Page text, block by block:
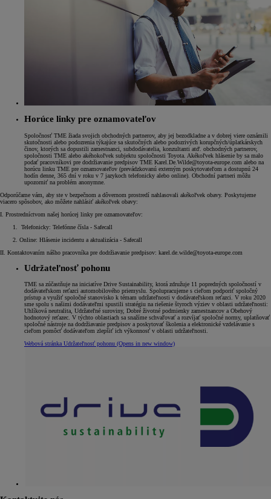
Horúce linky pre oznamovateľov
Spoločnosť TME žiada svojich obchodných partnerov, aby jej bezodkladne a v dobrej viere oznámili
skutočnosti alebo podozrenia týkajúce sa skutočných alebo podozrivých korupčných/úplatkárskych
činov, ktorých sa dopustili zamestnanci, subdodávatelia, konzultanti atď. obchodných partnerov,
spoločnosti TME alebo akéhokoľvek subjektu spoločnosti Toyota. Akékoľvek hlásenie by sa malo
podať pracovníkovi pre dodržiavanie predpisov TME Karel.De.Wilde@toyota-europe.com alebo na
horúcu linku TME pre oznamovateľov (prevádzkovanú externým poskytovateľom a dostupnú 24
hodín denne, 365 dní v roku v 7 jazykoch telefonicky alebo online). Obchodní partneri môžu
upozorniť na problém anonymne.
Odporúčame vám, aby ste v bezpečnom a dôvernom prostredí nahlasovali akékoľvek obavy. Poskytujeme
viacero spôsobov, ako môžete nahlásiť akékoľvek obavy:
I. Prostredníctvom našej horúcej linky pre oznamovateľov:
1. Telefonicky: Telefónne čísla - Safecall
2. Online: Hlásenie incidentu a aktualizácia - Safecall
II. Kontaktovaním nášho pracovníka pre dodržiavanie predpisov: karel.de.wilde@toyota-europe.com
Udržateľnosť pohonu
TME sa zúčastňuje na iniciatíve Drive Sustainability, ktorá združuje 11 popredných spoločností v
dodávateľskom reťazci automobilového priemyslu. Spolupracujeme s cieľom podporiť spoločný
prístup a využiť spoločné stanovisko k témam udržateľnosti v dodávateľskom reťazci. V roku 2020
sme spolu s našimi dodávateľmi spustili stratégiu na riešenie štyroch výziev v oblasti udržateľnosti:
Uhlíková neutralita, Udržateľné suroviny, Dobré životné podmienky zamestnancov a Obehový
hodnotový reťazec. V týchto oblastiach sa snažíme schvaľovať a rozvíjať spoločné normy, uplatňovať
spoločné nástroje na dodržiavanie predpisov a poskytovať školenia a elektronické vzdelávanie s
cieľom pomôcť dodávateľom zlepšiť ich výkonnosť v oblasti udržateľnosti.
Webová stránka Udržateľnosť pohonu (Opens in new window)